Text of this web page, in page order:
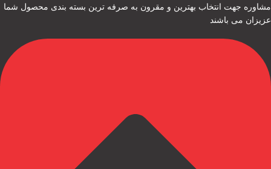
مشاوره جهت انتخاب بهترین و مقرون به صرفه ترین بسته بندی محصول شما
عزیزان می باشند